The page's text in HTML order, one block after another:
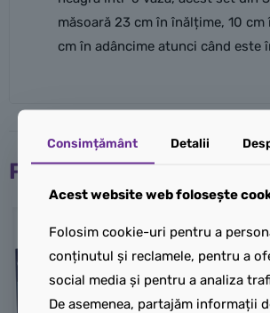
măsoară 23 cm în înălțime, 10 cm
cm în adâncime atunci când este
Produse similare
Consimțământ Detalii
Acest website web folosește
Folosim cookie-uri pentru a
conținutul și reclamele, pentru a
social media și pentru a analiza
De asemenea, partajăm informații